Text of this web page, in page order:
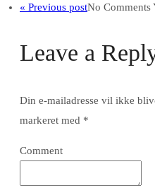
« Previous postNo Comments
Leave a
Din e-mailadresse vil ikke
markeret med *
Comment